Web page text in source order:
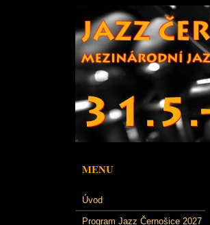
MENU
Úvod
Program Jazz Černošice 2027